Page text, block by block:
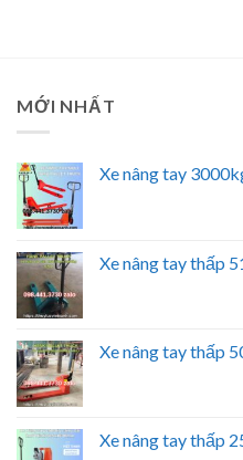
MỚI NHẤT
Xe nâng tay
Xe nâng tay thấp
Xe nâng tay thấp
Xe nâng tay thấp